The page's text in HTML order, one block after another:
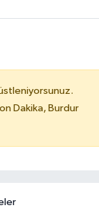
Dakika, Burdur